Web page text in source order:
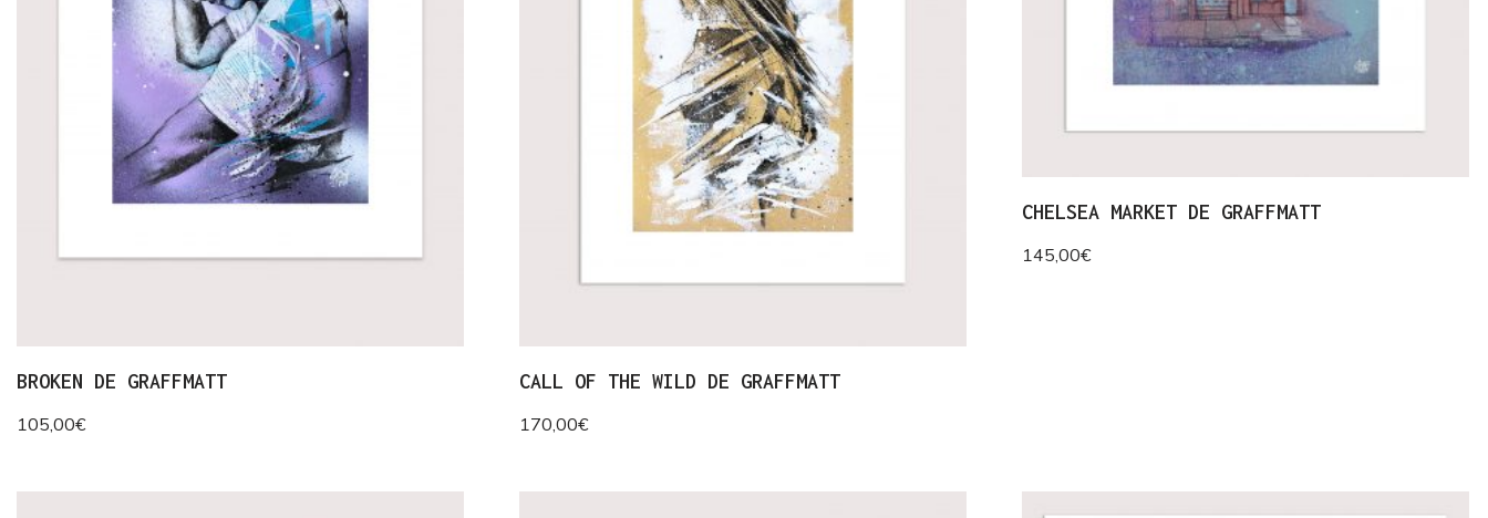
BROKEN DE GRAFFMATT
105,00€
CALL OF THE WILD DE GRAFFMATT
170,00€
CHELSEA MARKET DE GRAFFMATT
145,00€